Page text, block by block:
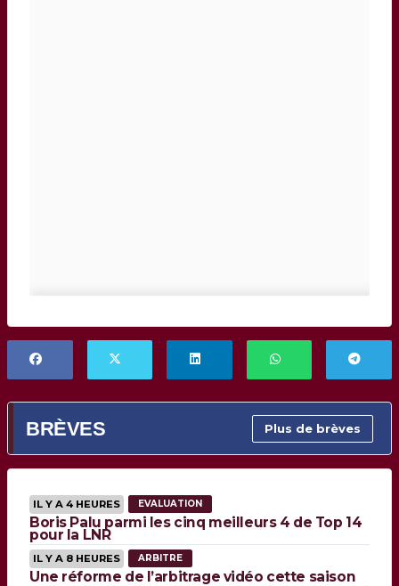
BRÈVES Plus de brèves
IL Y A 4 HEURES EVALUATION
Boris Palu parmi les cinq meilleurs 4 de Top 14
pour la LNR
IL Y A 8 HEURES ARBITRE
Une réforme de l’arbitrage vidéo cette saison